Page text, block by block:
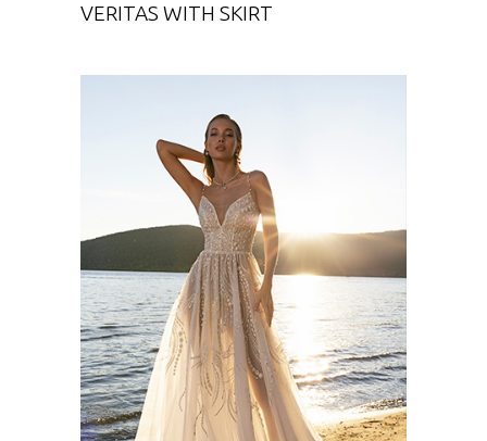
VERITAS WITH SKIRT
NION
Chance